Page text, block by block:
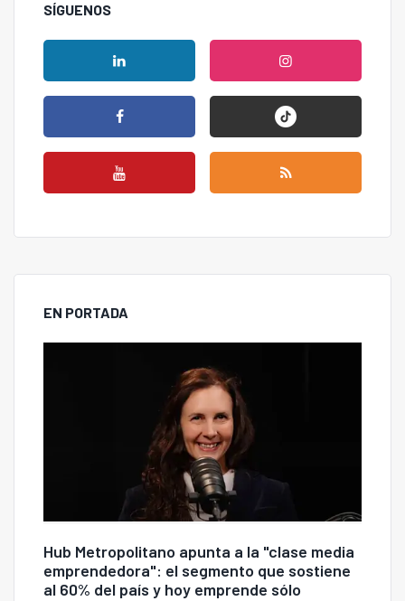
SÍGUENOS
EN PORTADA
Hub Metropolitano apunta a la "clase media
emprendedora": el segmento que sostiene
al 60% del país y hoy emprende sólo